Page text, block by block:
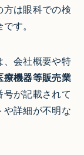
方は眼科での検
す。
、会社概要や特
療機器等販売業
が記載されて
や詳細が不明な